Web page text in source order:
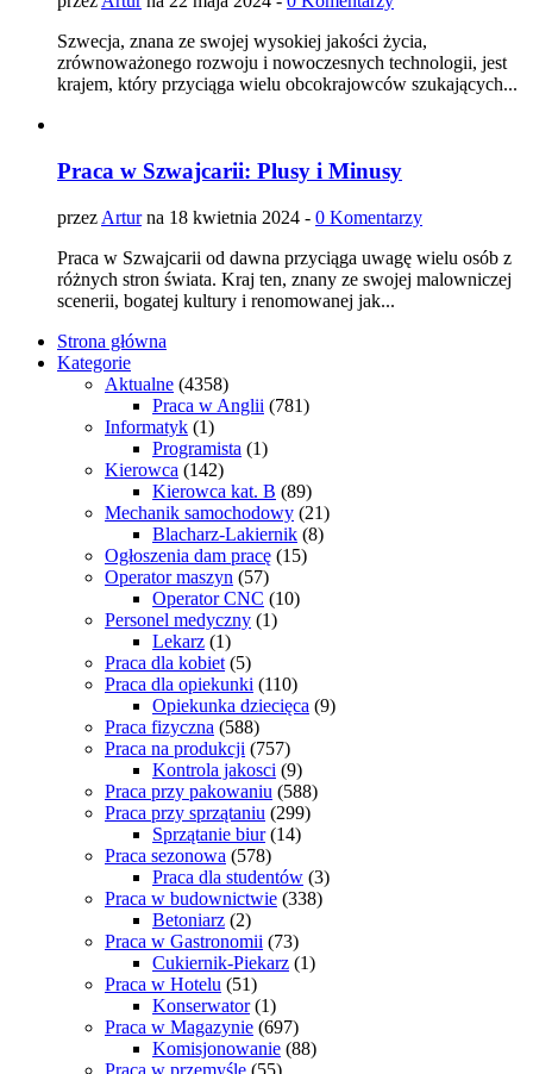
Szwecja, znana ze swojej wysokiej jakości życia,
zrównoważonego rozwoju i nowoczesnych technologii, jest
krajem, który przyciąga wielu obcokrajowców szukających...
Praca w Szwajcarii: Plusy i Minusy
przez Arturna 18 kwietnia 2024 - 0 Komentarzy
Praca w Szwajcarii od dawna przyciąga uwagę wielu osób z
różnych stron świata. Kraj ten, znany ze swojej malowniczej
scenerii, bogatej kultury i renomowanej jak...
Strona główna
Kategorie
Aktualne (4358)
Praca w Anglii (781)
Informatyk (1)
Programista (1)
Kierowca (142)
Kierowca kat. B (89)
Mechanik samochodowy (21)
Blacharz-Lakiernik (8)
Ogłoszenia dam pracę (15)
Operator maszyn (57)
Operator CNC (10)
Personel medyczny (1)
Lekarz (1)
Praca dla kobiet (5)
Praca dla opiekunki (110)
Opiekunka dziecięca (9)
Praca fizyczna (588)
Praca na produkcji (757)
Kontrola jakosci (9)
Praca przy pakowaniu (588)
Praca przy sprzątaniu (299)
Sprzątanie biur (14)
Praca sezonowa (578)
Praca dla studentów (3)
Praca w budownictwie (338)
Betoniarz (2)
Praca w Gastronomii (73)
Cukiernik-Piekarz (1)
Praca w Hotelu (51)
Konserwator (1)
Praca w Magazynie (697)
Komisjonowanie (88)
Praca w przemyśle (55)